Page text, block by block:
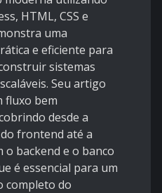
HTML, CSS e
uma
e eficiente para
sistemas
Seu artigo
fluxo bem
desde a
frontend até a
o backend e o banco
é essencial para um
completo do